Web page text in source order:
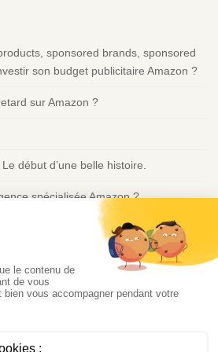
sponsored brands, sponsored
son budget publicitaire Amazon ?
sur Amazon ?
début d’une belle histoire.
spécialisée Amazon ?
| Intégration IA & Automatisation |